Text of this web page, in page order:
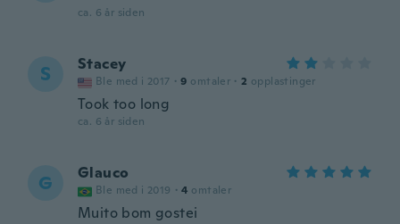
ca. 6 år siden
S Stacey
Ble med i 2017 · 9 omtaler · 2 opplastinger
Took too long
ca. 6 år siden
G Glauco
Ble med i 2019 · 4 omtaler
Muito bom gostei